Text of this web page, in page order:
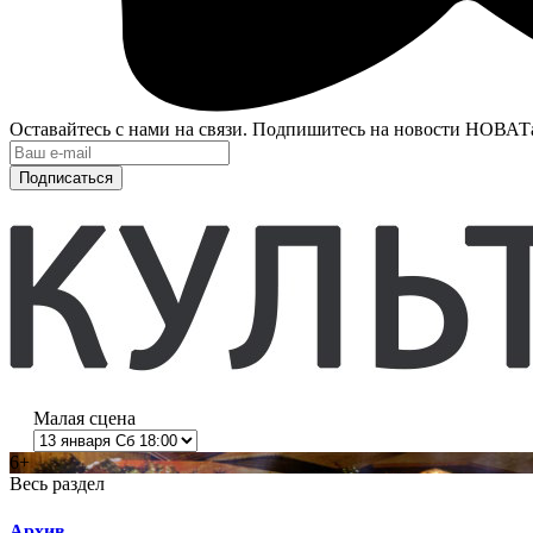
Оставайтесь с нами на связи. Подпишитесь на новости
Подписаться
Малая сцена
6+
Весь раздел